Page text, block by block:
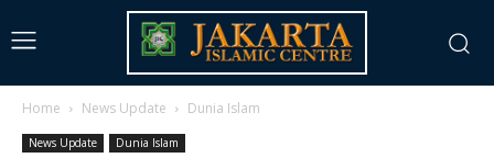
Home News Update Dunia Islam
News Update Dunia Islam